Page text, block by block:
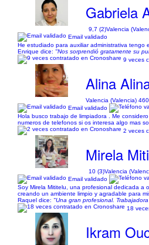
Gabriela
9,7 (2)Valencia
Email validado
He estudiado para auxiliar administrativa tengo
Enrique dice: "Nos sorprendió gratamente su
9 veces
Alina
Valencia (Valencia)
Email validado
Hola busco trabajo de limpiadora . Me
numeros de telefonos si os interesa algo mas
2 veces
Mirela
10 (3)Valencia
Email validado
Soy Mirela Mititelu, una profesional dedicada a
creando un ambiente limpio y agradable para
Raquel dice: "Una gran profesional.
18
Ikram